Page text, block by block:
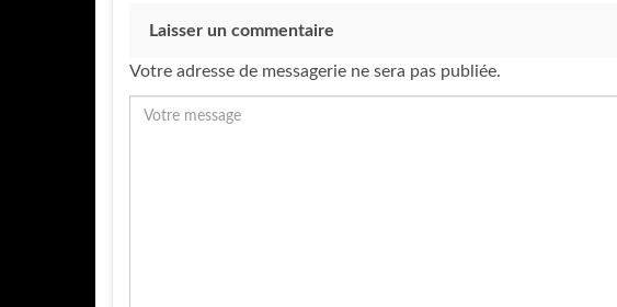
Laisser un commentaire
Votre adresse de messagerie ne sera pas publiée.